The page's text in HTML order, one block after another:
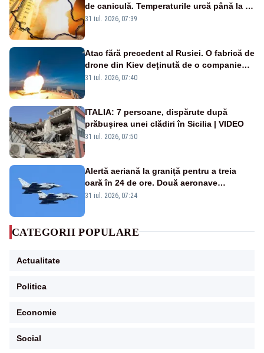
de caniculă. Temperaturile urcă până la 38
de grade, iar nopțile devin tropicale
31 iul. 2026, 07:39
Atac fără precedent al Rusiei. O fabrică de
drone din Kiev deținută de o companie
americană, distrusă de o rachetă
31 iul. 2026, 07:40
ITALIA: 7 persoane, dispărute după
prăbușirea unei clădiri în Sicilia | VIDEO
31 iul. 2026, 07:50
Alertă aeriană la graniță pentru a treia
oară în 24 de ore. Două aeronave
Eurofighter britanice au fost ridicate de la
31 iul. 2026, 07:24
CATEGORII POPULARE
Actualitate
Politica
Economie
Social